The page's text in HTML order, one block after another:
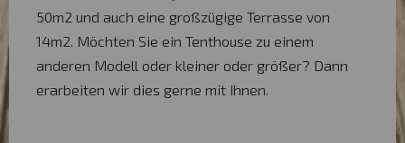
50m2 und auch eine großzügige Terrasse von
14m2. Möchten Sie ein Tenthouse zu einem
anderen Modell oder kleiner oder größer? Dann
erarbeiten wir dies gerne mit Ihnen.